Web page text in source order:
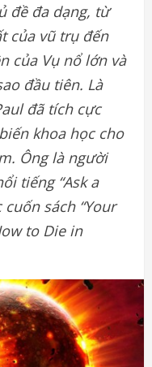
đề đa dạng, từ
của vũ trụ đến
của Vụ nổ lớn và
đầu tiên. Là
đã tích cực
khoa học cho
Ông là người
tiếng “Ask a
cuốn sách “Your
to Die in